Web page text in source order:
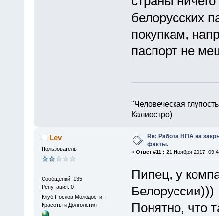
белорусских
покупкам,
паспорт не
"Человеческая
Калиостро)
Lev
Пользователь
Сообщений: 135
Репутация: 0
Клуб Послов Молодости,
Красоты и Долголетия
Re: Работа НПА на
факты.
« Ответ #11 : 21 Ноября 2017,
Пипец, у
Белоруссии)))
Понятно, что